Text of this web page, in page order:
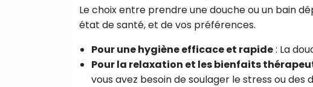
Le choix entre prendre une douche ou un bain
état de santé, et de vos préférences.
Pour une hygiène efficace et rapide: La
Pour la relaxation et les bienfaits
vous avez besoin de soulager le stress ou des